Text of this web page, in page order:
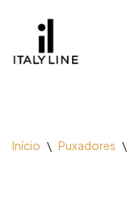
para
Início \ Puxadores \